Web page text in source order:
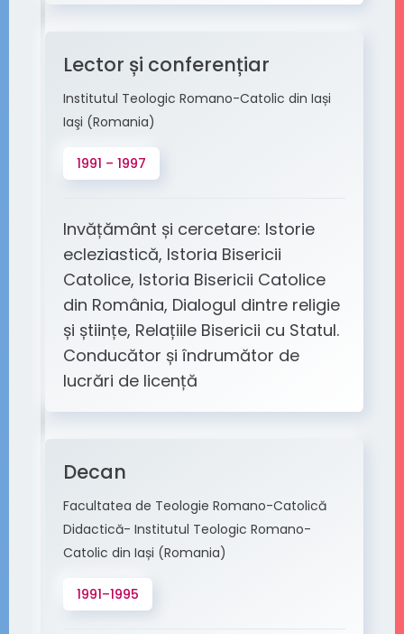
Lector și conferențiar
Institutul Teologic Romano-Catolic din Iași
Iaşi (Romania)
1991 – 1997
Invățământ și cercetare: Istorie
ecleziastică, Istoria Bisericii
Catolice, Istoria Bisericii Catolice
din România, Dialogul dintre religie
și științe, Relațiile Bisericii cu Statul.
Conducător și îndrumător de
lucrări de licență
Decan
Facultatea de Teologie Romano-Catolică
Didactică- Institutul Teologic Romano-
Catolic din Iași (Romania)
1991–1995